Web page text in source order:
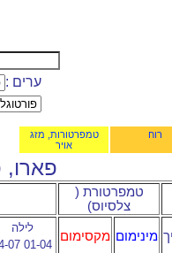
ערים :
טמפרטורות, מזג
אויר
רוח
פארו,
טמפרטורת (
צלסיוס)
מינימום מקסימום
לילה
01-04
07